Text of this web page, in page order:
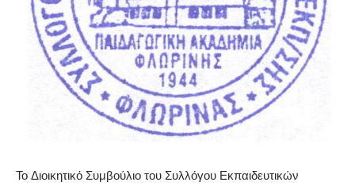
Το Διοικητικό Συμβούλιο του Συλλόγου Εκπαιδευτικών